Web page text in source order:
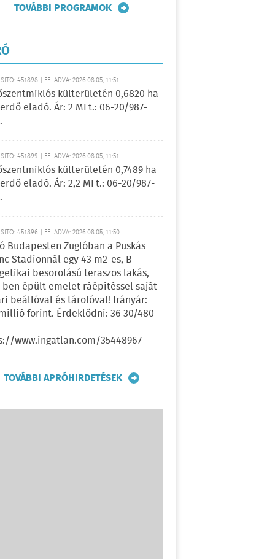
TOVÁBBI PROGRAMOK
451898 | FELADVA: 2026.08.05, 11:51
külterületén 0,6820 ha
eladó. Ár: 2 MFt.: 06-20/987-
451899 | FELADVA: 2026.08.05, 11:51
külterületén 0,7489 ha
eladó. Ár: 2,2 MFt.: 06-20/987-
451896 | FELADVA: 2026.08.05, 11:50
Budapesten Zuglóban a Puskás
Stadionnál egy 43 m2-es, B
besorolású teraszos lakás,
ben épült emelet ráépítéssel saját
beállóval és tárolóval! Irányár:
forint. Érdeklődni: 36 30/480-
www.ingatlan.com/35448967
TOVÁBBI APRÓHIRDETÉSEK